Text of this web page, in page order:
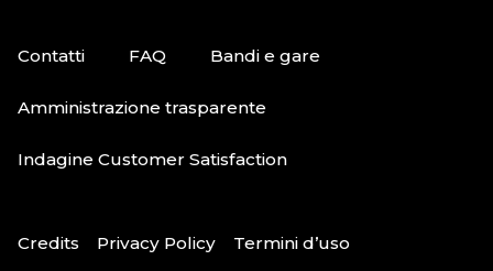
Contatti FAQ Bandi e gare
Amministrazione trasparente
Indagine Customer Satisfaction
Credits Privacy Policy Termini d’uso